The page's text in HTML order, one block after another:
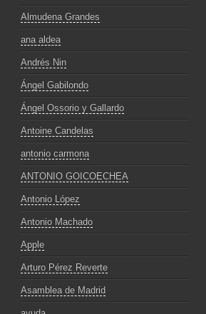
Almudena Grandes
ana aldea
Andrés Nin
Ángel Gabilondo
Ángel Ossorio y Gallardo
Antoine Candelas
antonio carmona
ANTONIO GOICOECHEA
Antonio López
Antonio Machado
Apple
Arturo Pérez Reverte
Asamblea de Madrid